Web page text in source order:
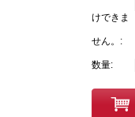
けできま
せん。:
数量: